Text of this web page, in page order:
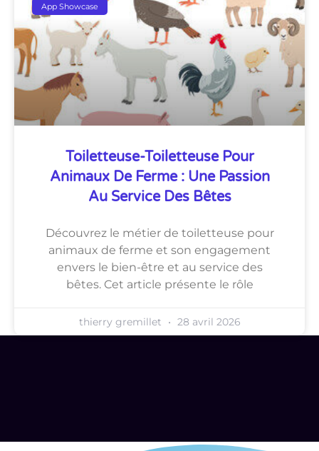
App Showcase
Toiletteuse-Toiletteuse Pour
Animaux De Ferme : Une Passion
Au Service Des Bêtes
Découvrez le métier de toiletteuse pour
animaux de ferme et son engagement
envers le bien-être et au service des
bêtes. Cet article présente le rôle
thierry gremillet 28 avril 2026